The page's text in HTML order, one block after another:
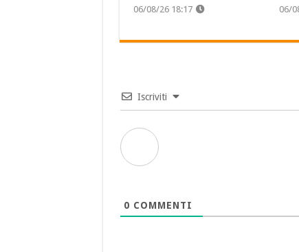
06/08/26 18:17 06/
Iscriviti
0 COMMENTI